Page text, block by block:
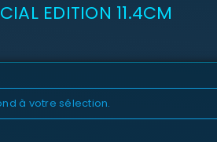
EDITION 11.4CM
à votre sélection.